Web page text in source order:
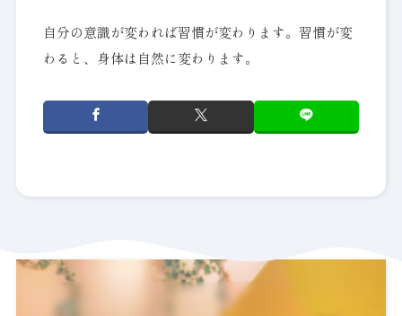
自分の意識が変われば習慣が変わります。習慣が変
わると、身体は自然に変わります。